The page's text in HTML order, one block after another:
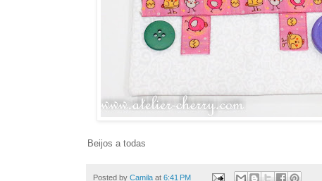
Beijos a todas
Posted by Camila at 6:41 PM